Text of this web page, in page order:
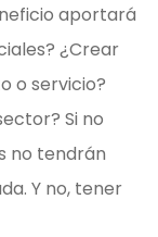
aportará
¿Crear
o servicio?
Si no
no tendrán
Y no, tener